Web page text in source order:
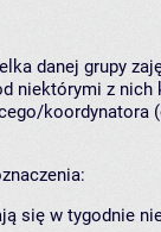
danej grupy
niektórymi z nich
koordynatora
się w tygodnie